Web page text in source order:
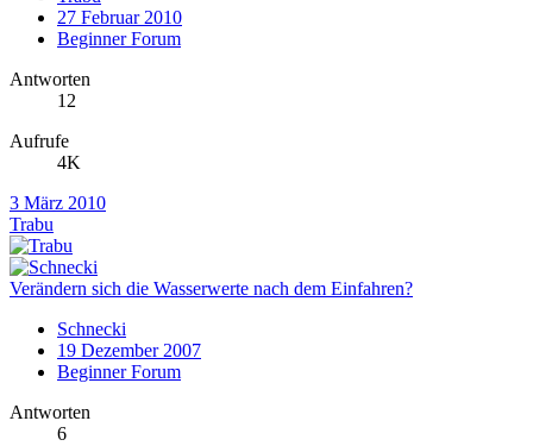
27 Februar 2010
Beginner Forum
Antworten
12
Aufrufe
4K
3 März 2010
Trabu
Verändern sich die Wasserwerte nach dem Einfahren?
Schnecki
19 Dezember 2007
Beginner Forum
Antworten
6